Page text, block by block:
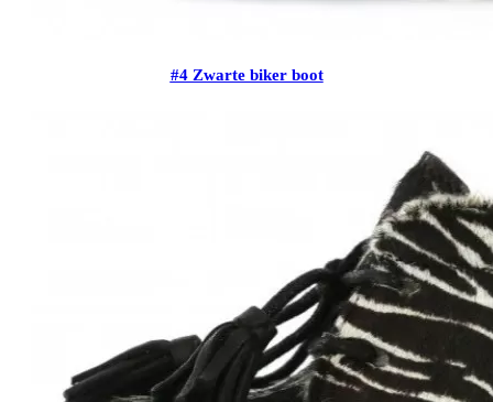
#4 Zwarte biker boot